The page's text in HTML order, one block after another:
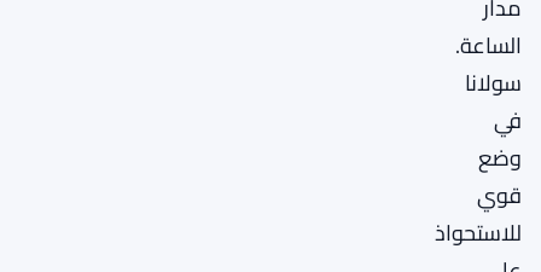
الساعة.
سولانا
في
وضع
قوي
للاستحواذ